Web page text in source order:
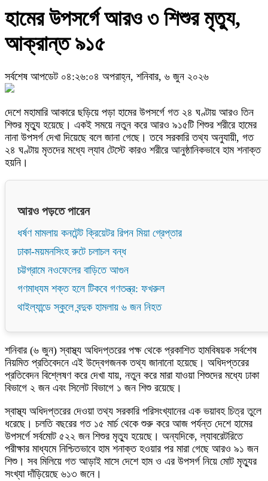
হামের উপসর্গে আরও ৩ শিশুর মৃত্যু,
আক্রান্ত ৯১৫
সর্বশেষ আপডেট ০৪:২৬:০৪ অপরাহ্ন, শনিবার, ৬ জুন ২০২৬
দেশে মহামারি আকারে ছড়িয়ে পড়া হামের উপসর্গে গত ২৪ ঘণ্টায় আরও তিন
শিশুর মৃত্যু হয়েছে। একই সময়ে নতুন করে আরও ৯১৫টি শিশুর শরীরে হামের
নানা উপসর্গ দেখা দিয়েছে বলে জানা গেছে। তবে সরকারি তথ্য অনুযায়ী, গত
২৪ ঘণ্টায় মৃতদের মধ্যে ল্যাব টেস্টে কারও শরীরে আনুষ্ঠানিকভাবে হাম শনাক্ত
হয়নি।
আরও পড়তে পারেন
ধর্ষণ মামলায় কনটেন্ট ক্রিয়েটর রিপন মিয়া গ্রেপ্তার
ঢাকা-ময়মনসিংহ রুটে চলাচল বন্ধ
চট্টগ্রামে নওফেলের বাড়িতে আগুন
গণমাধ্যম শক্ত হলে টিকবে গণতন্ত্র: ফখরুল
থাইল্যান্ডে স্কুলে বন্দুক হামলায় ৬ জন নিহত
শনিবার (৬ জুন) স্বাস্থ্য অধিদপ্তরের পক্ষ থেকে প্রকাশিত হামবিষয়ক সর্বশেষ
নিয়মিত প্রতিবেদনে এই উদ্বেগজনক তথ্য জানানো হয়েছে। অধিদপ্তরের
প্রতিবেদন বিশ্লেষণ করে দেখা যায়, নতুন করে মারা যাওয়া শিশুদের মধ্যে ঢাকা
বিভাগে ২ জন এবং সিলেট বিভাগে ১ জন শিশু রয়েছে।
স্বাস্থ্য অধিদপ্তরের দেওয়া তথ্য সরকারি পরিসংখ্যানের এক ভয়াবহ চিত্র তুলে
ধরেছে। চলতি বছরের গত ১৫ মার্চ থেকে শুরু করে আজ পর্যন্ত দেশে হামের
উপসর্গে সর্বমোট ৫২২ জন শিশুর মৃত্যু হয়েছে। অন্যদিকে, ল্যাবরেটরিতে
পরীক্ষার মাধ্যমে নিশ্চিতভাবে হাম শনাক্ত হওয়ার পর মারা গেছে আরও ৯১ জন
শিশু। সব মিলিয়ে গত আড়াই মাসে দেশে হাম ও এর উপসর্গ নিয়ে মোট মৃত্যুর
সংখ্যা দাঁড়িয়েছে ৬১৩ জনে।